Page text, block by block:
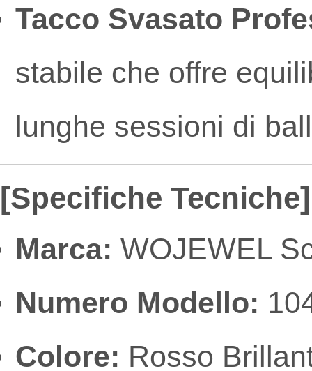
Tacco Svasato
stabile che offre
lunghe sessioni di
[Specifiche Tecniche]
Marca: WOJEWEL
Numero Modello:
Colore: Rosso